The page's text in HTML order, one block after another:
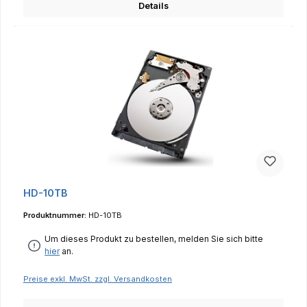
Details
HD-10TB
Produktnummer: HD-10TB
Um dieses Produkt zu bestellen, melden Sie sich bitte
hieran.
Preise exkl. MwSt. zzgl. Versandkosten